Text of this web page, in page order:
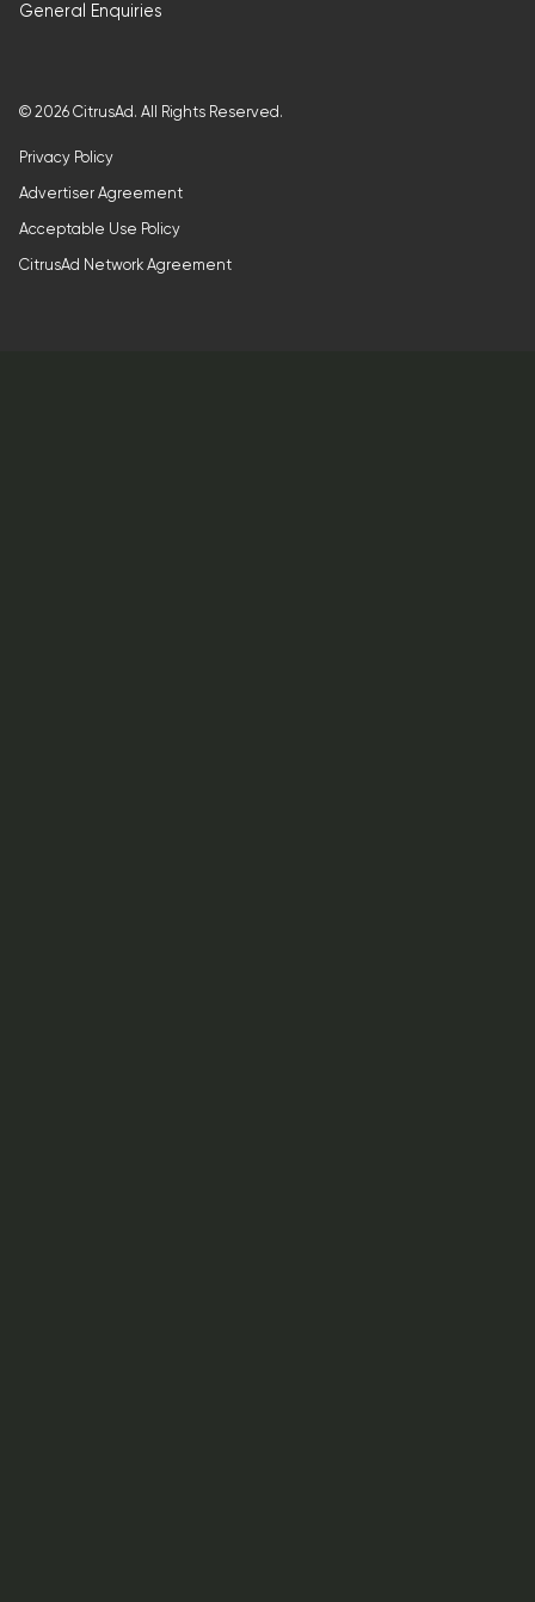
General Enquiries
© 2026 CitrusAd. All Rights Reserved.
Privacy Policy
Advertiser Agreement
Acceptable Use Policy
CitrusAd Network Agreement